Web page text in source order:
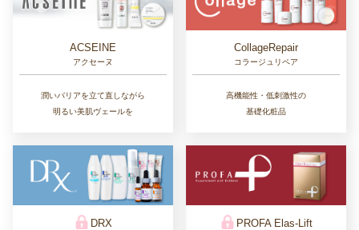
ACSEINE
アクセーヌ
潤いバリアを立て直しながら
明るい美肌ヴェールを
CollageRepair
コラージュリペア
高機能性・低刺激性の
基礎化粧品
DRX PROFA Elas-Lift